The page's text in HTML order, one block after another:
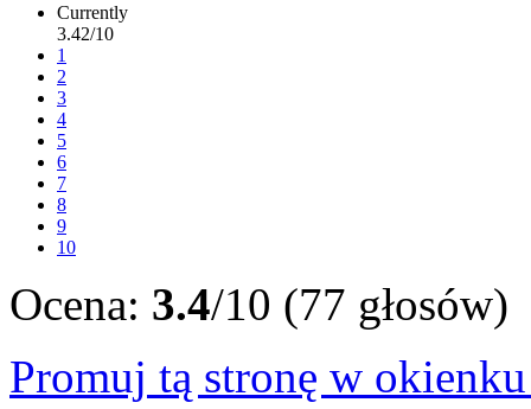
Currently
3.42/10
1
2
3
4
5
6
7
8
9
10
Ocena: 3.4/10 (77 głosów)
Promuj tą stronę w